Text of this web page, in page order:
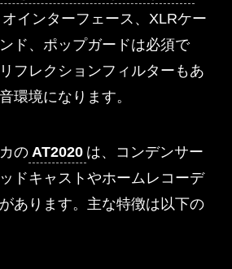
インターフェース、XLRケー
ド、ポップガードは必須で
フレクションフィルターもあ
環境になります。
の AT2020 は、コンデンサー
ドキャストやホームレコーデ
あります。主な特徴は以下の